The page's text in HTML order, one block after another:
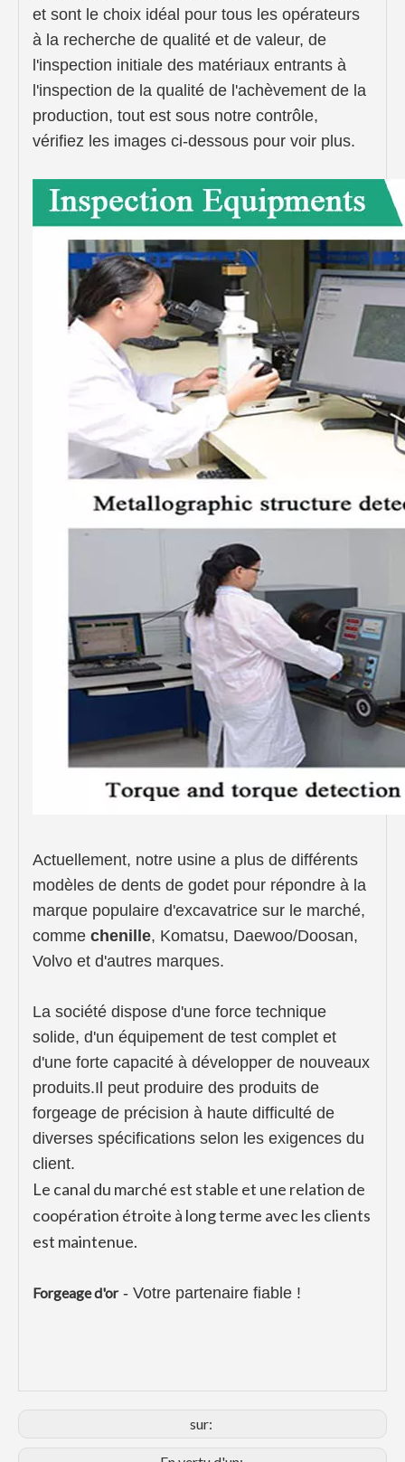
et sont le choix idéal pour tous les opérateurs
à la recherche de qualité et de valeur, de
l'inspection initiale des matériaux entrants à
l'inspection de la qualité de l'achèvement de la
production, tout est sous notre contrôle,
vérifiez les images ci-dessous pour voir plus.
Actuellement, notre usine a plus de différents
modèles de dents de godet pour répondre à la
marque populaire d'excavatrice sur le marché,
comme chenille, Komatsu, Daewoo/Doosan,
Volvo et d'autres marques.
La société dispose d'une force technique
solide, d'un équipement de test complet et
d'une forte capacité à développer de nouveaux
produits.Il peut produire des produits de
forgeage de précision à haute difficulté de
diverses spécifications selon les exigences du
client.
Le canal du marché est stable et une relation de
coopération étroite à long terme avec les clients
est maintenue.
Forgeage d'or- Votre partenaire fiable !
sur: